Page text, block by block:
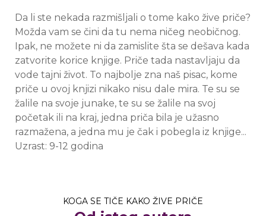
Da li ste nekada razmišljali o tome kako žive priče?
Možda vam se čini da tu nema ničeg neobičnog.
Ipak, ne možete ni da zamislite šta se dešava kada
zatvorite korice knjige. Priče tada nastavljaju da
vode tajni život. To najbolje zna naš pisac, kome
priče u ovoj knjizi nikako nisu dale mira. Te su se
žalile na svoje junake, te su se žalile na svoj
početak ili na kraj, jedna priča bila je užasno
razmažena, a jedna mu je čak i pobegla iz knjige...
Uzrast: 9-12 godina
KOGA SE TIČE KAKO ŽIVE PRIČE